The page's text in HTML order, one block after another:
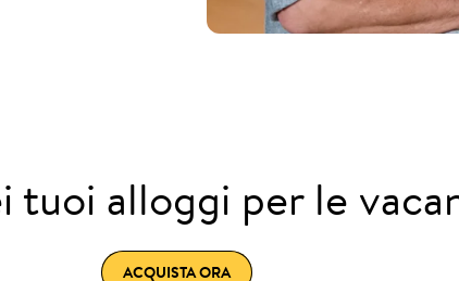
tuoi alloggi per le
ACQUISTA ORA